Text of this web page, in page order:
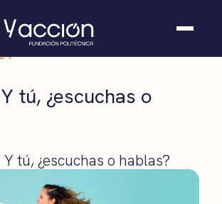
Somos fundación
Casos de éxito
Modo On
Contacto
tú, ¿escuchas o
Y tú, ¿escuchas o hablas?